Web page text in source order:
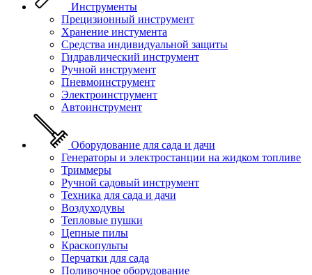
Инструменты
Прецизионный инструмент
Хранение инстумента
Средства индивидуальной защиты
Гидравлический инструмент
Ручной инструмент
Пневмоинструмент
Электроинструмент
Автоинструмент
Оборудование для сада и дачи
Генераторы и электростанции на жидком топливе
Триммеры
Ручной садовый инструмент
Техника для сада и дачи
Воздуходувы
Тепловые пушки
Цепные пилы
Краскопульты
Перчатки для сада
Поливочное оборудование